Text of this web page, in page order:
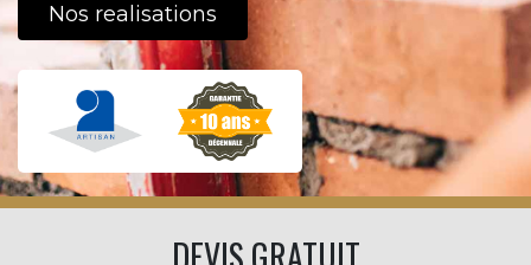
Nos realisations